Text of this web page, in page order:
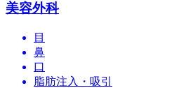
美容外科
目
鼻
口
脂肪注入・吸引